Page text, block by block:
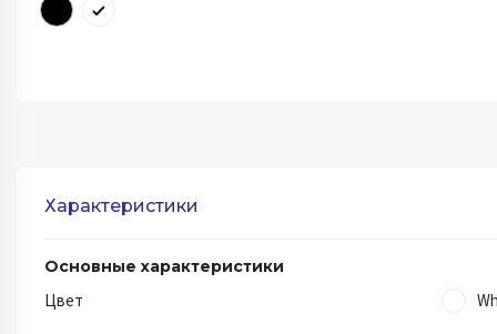
Характеристики
Основные характеристики
Цвет